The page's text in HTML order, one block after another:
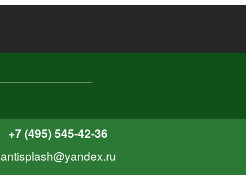
+7 (495) 545-42-36
antisplash@yandex.ru